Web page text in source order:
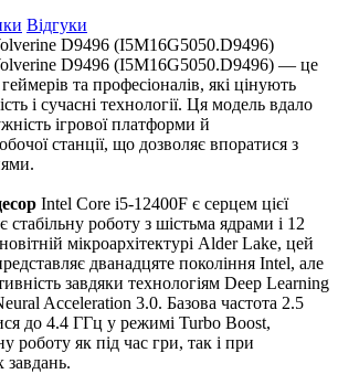
Відгуки
D9496 (I5M16G5050.D9496)
D9496 (I5M16G5050.D9496) — це
та професіоналів, які цінують
і сучасні технології. Ця модель вдало
ігрової платформи й
станції, що дозволяє впоратися з
Intel Core i5-12400F є серцем цієї
стабільну роботу з шістьма ядрами і 12
мікроархітектурі Alder Lake, цей
дванадцяте покоління Intel, але
завдяки технологіям Deep Learning
Acceleration 3.0. Базова частота 2.5
до 4.4 ГГц у режимі Turbo Boost,
роботу як під час гри, так і при
завдань.